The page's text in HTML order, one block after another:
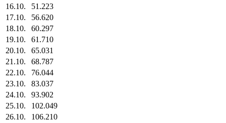
16.10.
51.223
17.10.
56.620
18.10.
60.297
19.10.
61.710
20.10.
65.031
21.10.
68.787
22.10.
76.044
23.10.
83.037
24.10.
93.902
25.10.
102.049
26.10.
106.210